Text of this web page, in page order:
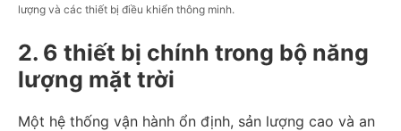
lượng và các thiết bị điều khiển thông minh.
2. 6 thiết bị chính trong bộ năng
lượng mặt trời
Một hệ thống vận hành ổn định, sản lượng cao và an